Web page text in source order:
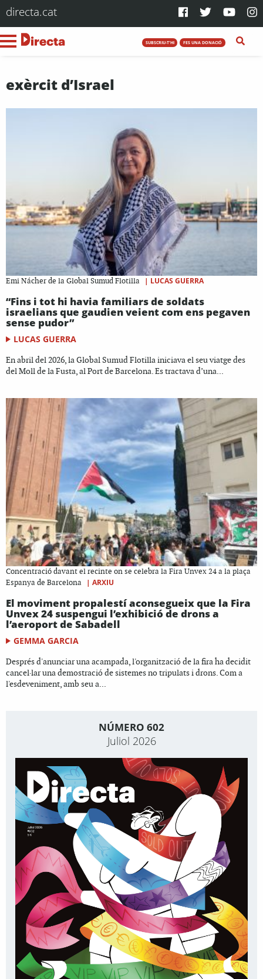
directa.cat
SUBSCRIU-T'HI FES UNA DONACIÓ
exèrcit d’Israel
Emi Nácher de la Global Sumud Flotilla | LUCAS GUERRA
“Fins i tot hi havia familiars de soldats
israelians que gaudien veient com ens pegaven
sense pudor”
LUCAS GUERRA
En abril del 2026, la Global Sumud Flotilla iniciava el seu viatge des
del Moll de la Fusta, al Port de Barcelona. Es tractava d’una...
Concentració davant el recinte on se celebra la Fira Unvex 24 a la plaça
Espanya de Barcelona
| ARXIU
El moviment propalestí aconsegueix que la Fira
Unvex 24 suspengui l’exhibició de drons a
l’aeroport de Sabadell
GEMMA GARCIA
Després d'anunciar una acampada, l'organització de la fira ha decidit
cancel·lar una demostració de sistemes no tripulats i drons. Com a
l'esdeveniment, amb seu a...
NÚMERO 602
Juliol 2026